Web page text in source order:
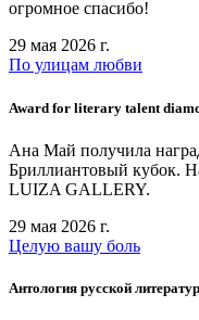
огромное спасибо!
29 мая 2026 г.
По улицам любви
Award for literary talent
Aна Май получила
Бриллиантовый кубок.
LUIZA GALLERY.
29 мая 2026 г.
Целую вашу боль
Антология русской